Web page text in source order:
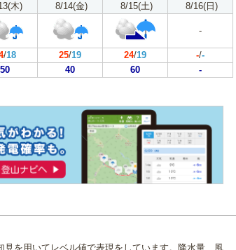
木) 8/14(金) 8/15(土) 8/16(日)
-
/18 25/19 24/19 -/-
50 40 60 -
を用いてレベル値で表現をしています。降水量、風